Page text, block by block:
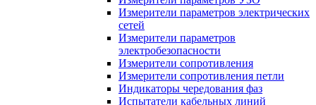
Измерители параметров электрических
сетей
Измерители параметров
электробезопасности
Измерители сопротивления
Измерители сопротивления петли
Индикаторы чередования фаз
Испытатели кабельных линий